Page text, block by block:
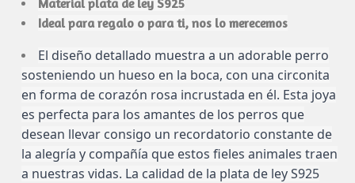
Material plata de ley S925
Ideal para regalo o para ti, nos lo merecemos
El diseño detallado muestra a un adorable perro
sosteniendo un hueso en la boca, con una circonita
en forma de corazón rosa incrustada en él. Esta joya
es perfecta para los amantes de los perros que
desean llevar consigo un recordatorio constante de
la alegría y compañía que estos fieles animales traen
a nuestras vidas. La calidad de la plata de ley S925